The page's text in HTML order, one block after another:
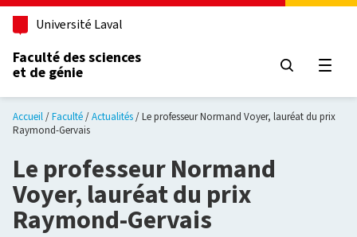
Aller au contenu principal
Université Laval
Faculté des sciences
et de génie
Accueil Faculté Actualités
Le professeur Normand Voyer, lauréat du prix
Raymond-Gervais
Le professeur Normand
Voyer, lauréat du prix
Raymond-Gervais